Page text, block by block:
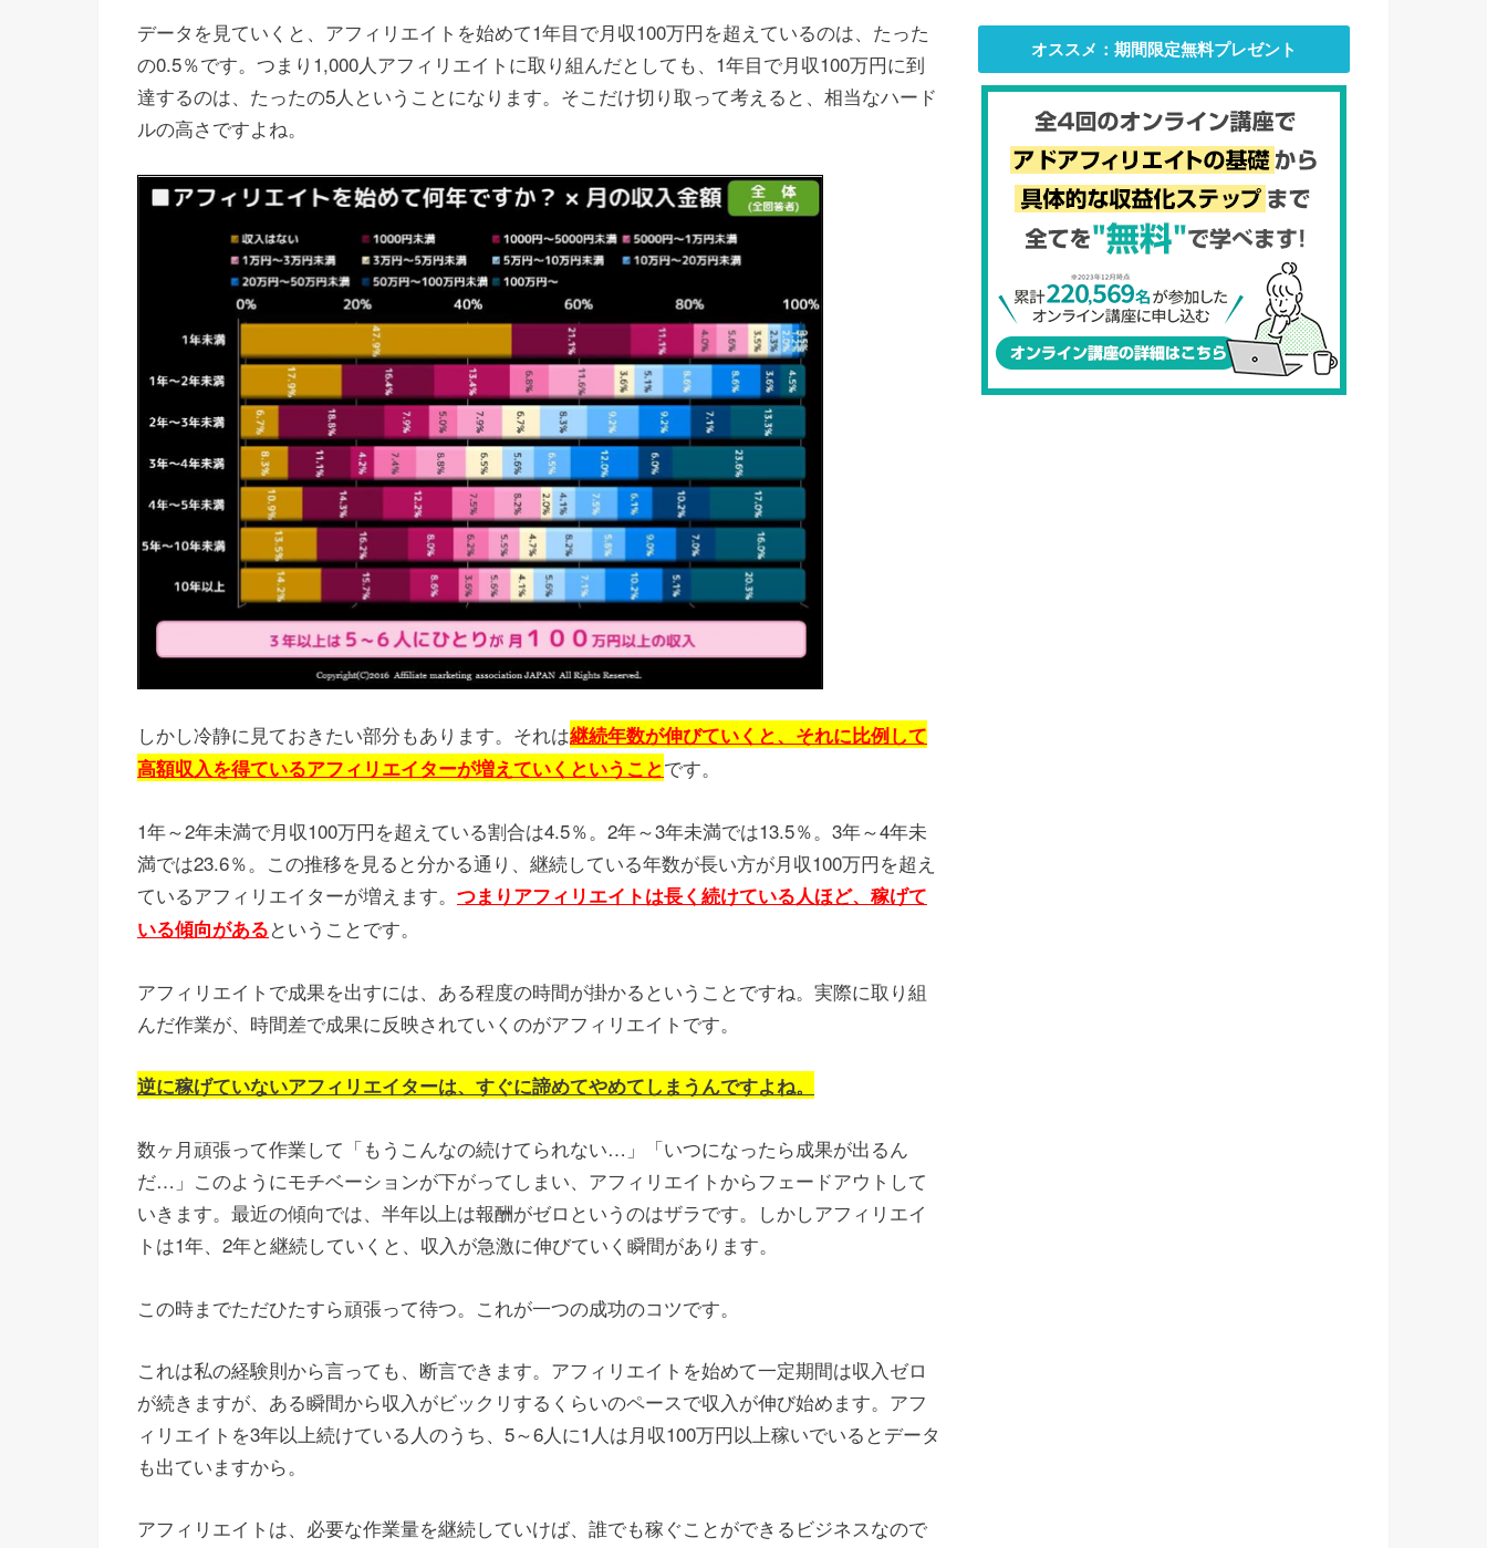
データを見ていくと、アフィリエイトを始めて1年目で月収100万円を超えているのは、たった
の0.5％です。つまり1,000人アフィリエイトに取り組んだとしても、1年目で月収100万円に到
達するのは、たったの5人ということになります。そこだけ切り取って考えると、相当なハード
ルの高さですよね。
しかし冷静に見ておきたい部分もあります。それは継続年数が伸びていくと、それに比例して
高額収入を得ているアフィリエイターが増えていくということです。
1年～2年未満で月収100万円を超えている割合は4.5％。2年～3年未満では13.5％。3年～4年未
満では23.6％。この推移を見ると分かる通り、継続している年数が長い方が月収100万円を超え
ているアフィリエイターが増えます。 つまりアフィリエイトは長く続けている人ほど、稼げて
いる傾向があるということです。
アフィリエイトで成果を出すには、ある程度の時間が掛かるということですね。実際に取り組
んだ作業が、時間差で成果に反映されていくのがアフィリエイトです。
逆に稼げていないアフィリエイターは、すぐに諦めてやめてしまうんですよね。
数ヶ月頑張って作業して「もうこんなの続けてられない…」「いつになったら成果が出るん
だ…」このようにモチベーションが下がってしまい、アフィリエイトからフェードアウトして
いきます。最近の傾向では、半年以上は報酬がゼロというのはザラです。しかしアフィリエイ
トは1年、2年と継続していくと、収入が急激に伸びていく瞬間があります。
この時までただひたすら頑張って待つ。これが一つの成功のコツです。
これは私の経験則から言っても、断言できます。アフィリエイトを始めて一定期間は収入ゼロ
が続きますが、ある瞬間から収入がビックリするくらいのペースで収入が伸び始めます。アフ
ィリエイトを3年以上続けている人のうち、5～6人に1人は月収100万円以上稼いでいるとデータ
も出ていますから。
アフィリエイトは、必要な作業量を継続していけば、誰でも稼ぐことができるビジネスなので
オススメ：期間限定無料プレゼント